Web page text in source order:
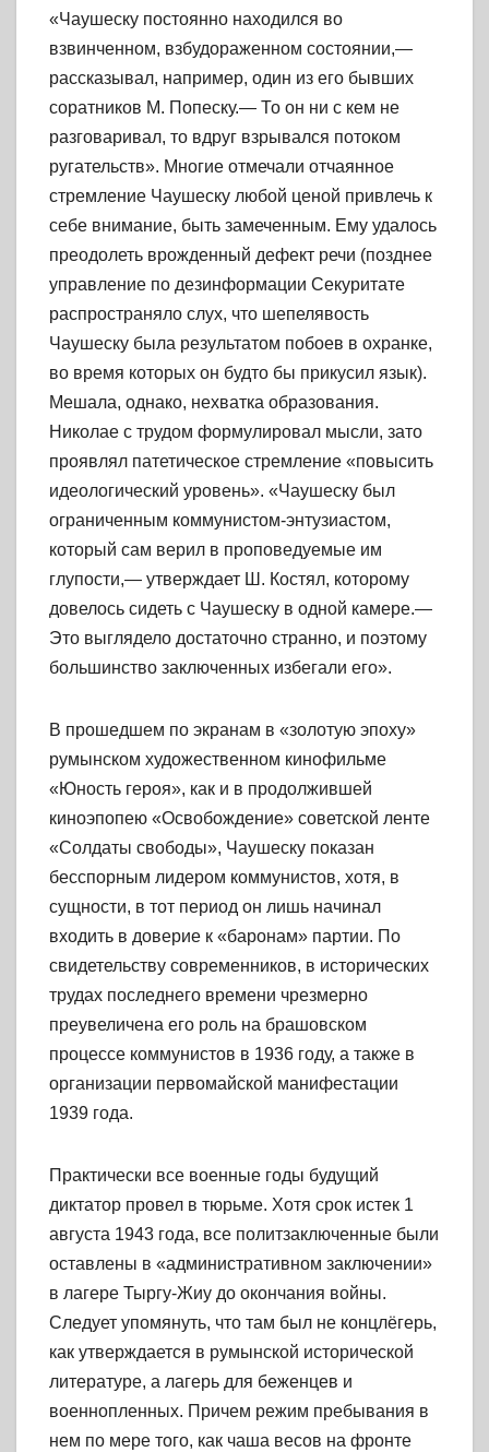
«Чаушеску постоянно находился во
взвинченном, взбудораженном состоянии,—
рассказывал, например, один из его бывших
соратников М. Попеску.— То он ни с кем не
разговаривал, то вдруг взрывался потоком
ругательств». Многие отмечали отчаянное
стремление Чаушеску любой ценой привлечь к
себе внимание, быть замеченным. Ему удалось
преодолеть врожденный дефект речи (позднее
управление по дезинформации Секуритате
распространяло слух, что шепелявость
Чаушеску была результатом побоев в охранке,
во время которых он будто бы прикусил язык).
Мешала, однако, нехватка образования.
Николае с трудом формулировал мысли, зато
проявлял патетическое стремление «повысить
идеологический уровень». «Чаушеску был
ограниченным коммунистом-энтузиастом,
который сам верил в проповедуемые им
глупости,— утверждает Ш. Костял, которому
довелось сидеть с Чаушеску в одной камере.—
Это выглядело достаточно странно, и поэтому
большинство заключенных избегали его».
В прошедшем по экранам в «золотую эпоху»
румынском художественном кинофильме
«Юность героя», как и в продолжившей
киноэпопею «Освобождение» советской ленте
«Солдаты свободы», Чаушеску показан
бесспорным лидером коммунистов, хотя, в
сущности, в тот период он лишь начинал
входить в доверие к «баронам» партии. По
свидетельству современников, в исторических
трудах последнего времени чрезмерно
преувеличена его роль на брашовском
процессе коммунистов в 1936 году, а также в
организации первомайской манифестации
1939 года.
Практически все военные годы будущий
диктатор провел в тюрьме. Хотя срок истек 1
августа 1943 года, все политзаключенные были
оставлены в «административном заключении»
в лагере Тыргу-Жиу до окончания войны.
Следует упомянуть, что там был не концлёгерь,
как утверждается в румынской исторической
литературе, а лагерь для беженцев и
военнопленных. Причем режим пребывания в
нем по мере того, как чаша весов на фронте